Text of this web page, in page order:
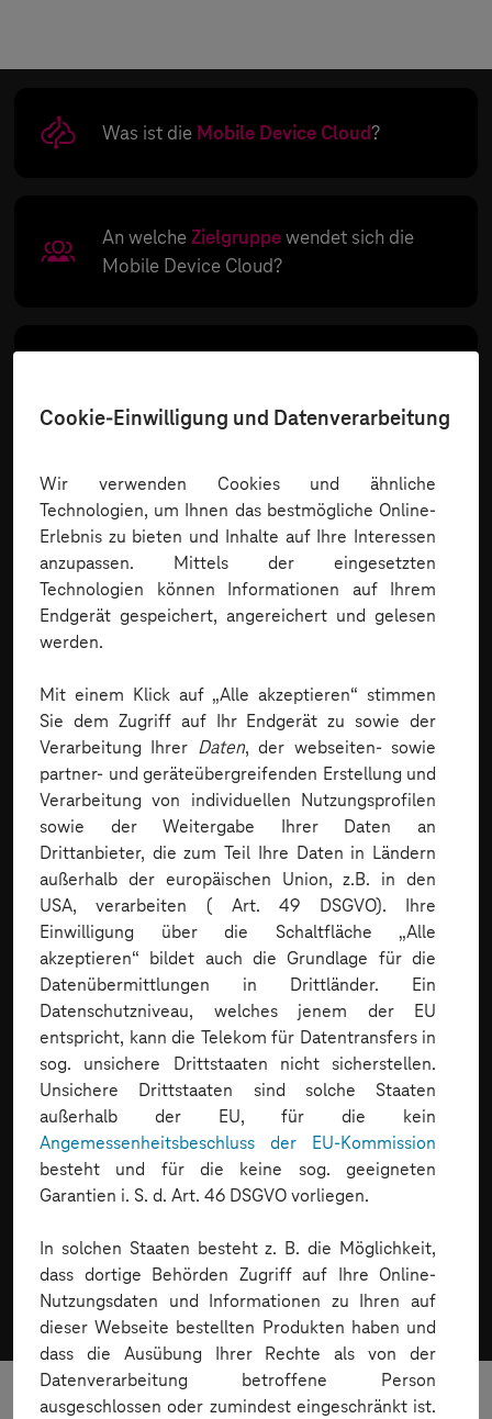
Was ist die Mobile Device Cloud?
An welcheZielgruppewendet sich die
Mobile Device Cloud?
WelcheVorteilebietet mir die Mobile
Device Cloud?
WelcheFunktionenstehen mir in der
Möchten Sie Ihre Testautomatisierung
durch unsereExpertenumsetzen lassen?
Wie wird mit der Mobile Device Cloud
Automatisierungumgesetzt?
Wie kannkünstliche Intelligenz
das
Testen unterstützen bzw. verändern?
Was sind meineersten Schritte, um mit
der MDC zu testen?
WelcheGerätesind in der MDC
verfügbar?
Cookie-Einwilligung und Datenverarbeitung
Wir verwenden Cookies und ähnliche
Technologien, um Ihnen das bestmögliche Online-
Erlebnis zu bieten und Inhalte auf Ihre Interessen
anzupassen. Mittels der eingesetzten
Technologien können Informationen auf Ihrem
Endgerät gespeichert, angereichert und gelesen
werden.
Mit einem Klick auf „Alle akzeptieren“ stimmen
Sie dem Zugriff auf Ihr Endgerät zu sowie der
Verarbeitung Ihrer Daten, der webseiten- sowie
partner- und geräteübergreifenden Erstellung und
Verarbeitung von individuellen Nutzungsprofilen
sowie der Weitergabe Ihrer Daten an
Drittanbieter, die zum Teil Ihre Daten in Ländern
außerhalb der europäischen Union, z.B. in den
USA, verarbeiten ( Art. 49 DSGVO). Ihre
Einwilligung über die Schaltfläche „Alle
akzeptieren“ bildet auch die Grundlage für die
Datenübermittlungen in Drittländer. Ein
Datenschutzniveau, welches jenem der EU
entspricht, kann die Telekom für Datentransfers in
sog. unsichere Drittstaaten nicht sicherstellen.
Unsichere Drittstaaten sind solche Staaten
außerhalb der EU, für die kein
Angemessenheitsbeschluss der EU-Kommission
besteht und für die keine sog. geeigneten
Garantien i. S. d. Art. 46 DSGVO vorliegen.
In solchen Staaten besteht z. B. die Möglichkeit,
dass dortige Behörden Zugriff auf Ihre Online-
Nutzungsdaten und Informationen zu Ihren auf
dieser Webseite bestellten Produkten haben und
dass die Ausübung Ihrer Rechte als von der
Datenverarbeitung betroffene Person
ausgeschlossen oder zumindest eingeschränkt ist.